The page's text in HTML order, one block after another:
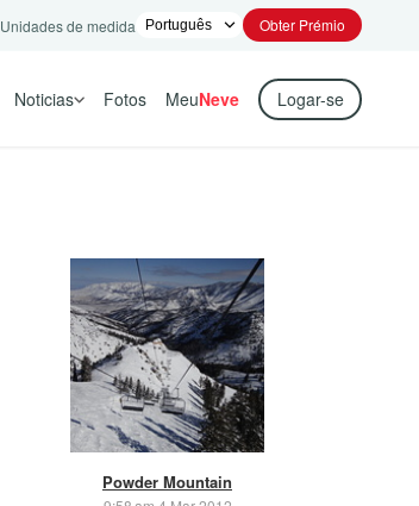
Unidades de medida Obter Prémio
Noticias Fotos MeuNeve Logar-se
Powder Mountain